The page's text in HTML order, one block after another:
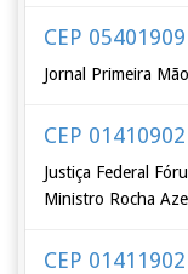
CEP 05401909
Jornal Primeira
CEP 01410902
Justiça Federal
Ministro Rocha
CEP 01411902